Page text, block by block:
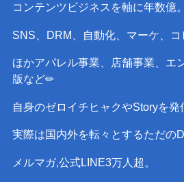
コンテンツビジネスを軸に年数億。
SNS、DRM、自動化、マーケ、コ
ほかアパレル事業、店舗事業、エ
版など✏︎
自身のゼロイチヒャクやStoryを発
実際は国内外を転々とするただの
メルマガ,公式LINE3万人超。